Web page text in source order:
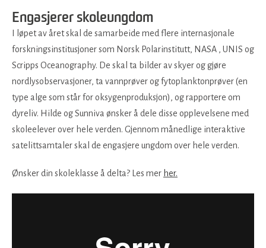
Engasjerer skoleungdom
I løpet av året skal de samarbeide med flere internasjonale
forskningsinstitusjoner som Norsk Polarinstitutt, NASA , UNIS og
Scripps Oceanography. De skal ta bilder av skyer og gjøre
nordlysobservasjoner, ta vannprøver og fytoplanktonprøver (en
type alge som står for oksygenproduksjon), og rapportere om
dyreliv. Hilde og Sunniva ønsker å dele disse opplevelsene med
skoleelever over hele verden. Gjennom månedlige interaktive
satelittsamtaler skal de engasjere ungdom over hele verden.
Ønsker din skoleklasse å delta? Les mer her.